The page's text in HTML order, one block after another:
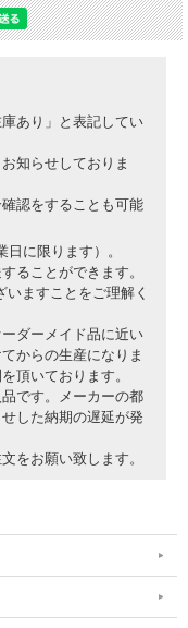
あり」と表記してい
知らせしておりま
認をすることも可能
に限ります）。
ることができます。
いますことをご理解く
ダーメイド品に近い
からの生産になりま
頂いております。
です。メーカーの都
した納期の遅延が発
をお願い致します。